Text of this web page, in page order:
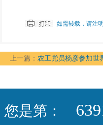
如需转载，请注
上一篇： 农工党员杨彦参加世
您是第：